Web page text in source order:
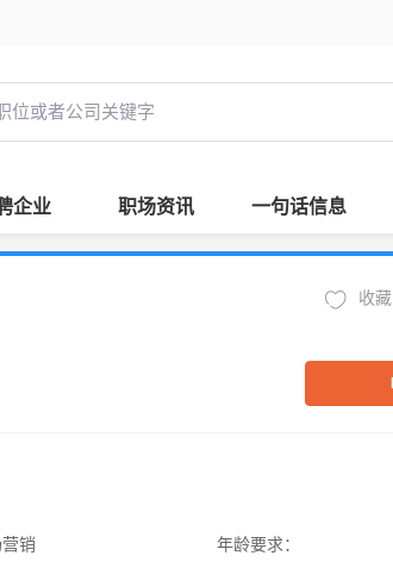
企业 职场资讯 一句话信息
收藏
销
年龄要求：